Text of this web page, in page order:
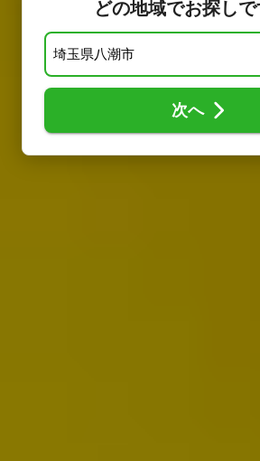
どの地域でお探しで
次へ